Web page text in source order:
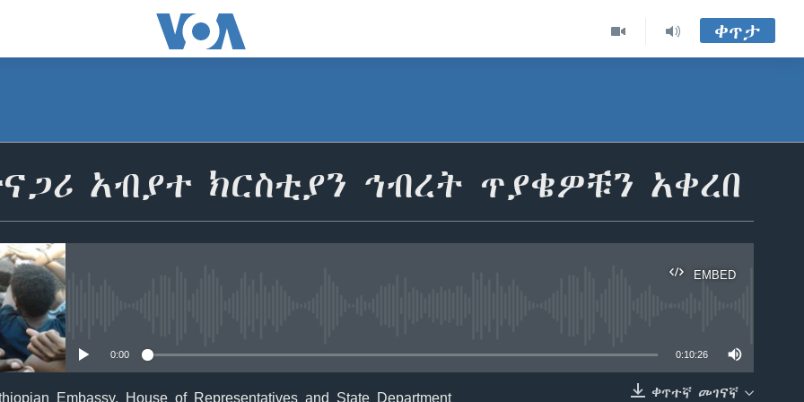
ቀጥታ
አብያተ ክርስቲያን ኅብረት ጥያቄዎቹን አቀረበ
EMBED
0:00 0:10:26
ቀጥተኛ መገናኛ
Embassy, House of Representatives and State Department